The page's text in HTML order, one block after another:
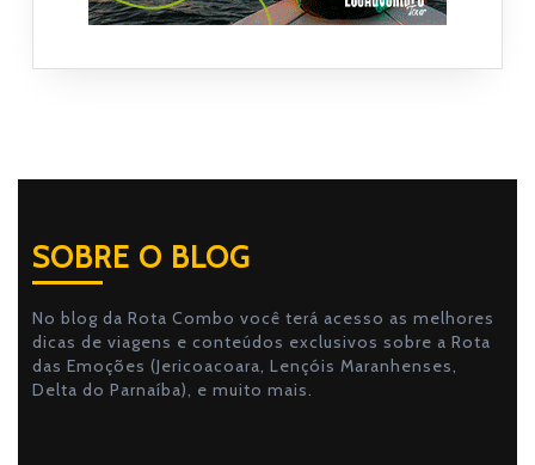
SOBRE O BLOG
No blog da Rota Combo você terá acesso as melhores
dicas de viagens e conteúdos exclusivos sobre a Rota
das Emoções (Jericoacoara, Lençóis Maranhenses,
Delta do Parnaíba), e muito mais.